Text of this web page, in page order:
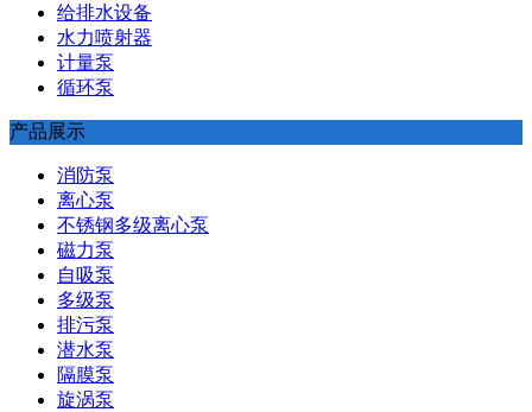
给排水设备
水力喷射器
计量泵
循环泵
产品展示
消防泵
离心泵
不锈钢多级离心泵
磁力泵
自吸泵
多级泵
排污泵
潜水泵
隔膜泵
旋涡泵